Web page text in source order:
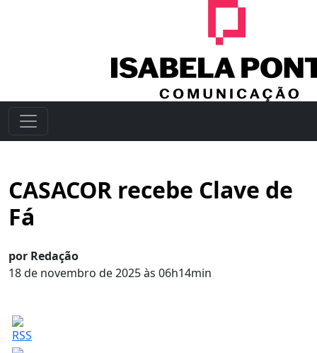
CASACOR recebe Clave de
Fá
por Redação
18 de novembro de 2025 às 06h14min